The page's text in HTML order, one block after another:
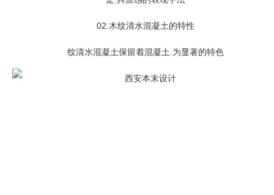
02. 木纹清水混凝土的特性
纹清水混凝土保留着混凝土.为显著的特色